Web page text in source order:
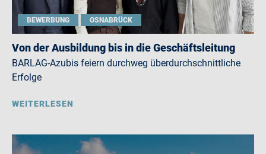
BEWERBUNG OSNABRÜCK
Von der Ausbildung bis in die Geschäftsleitung
BARLAG-Azubis feiern durchweg überdurchschnittliche
Erfolge
WEITERLESEN